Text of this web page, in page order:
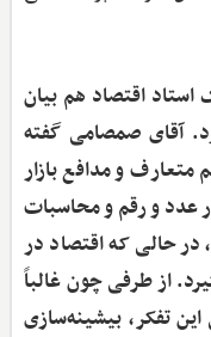
استاد اقتصاد هم بیان
آقای صمصامی گفته
متعارف و مدافع بازار
عدد و رقم و محاسبات
در حالی که اقتصاد در
از طرفی چون غالباً
تفکر، بیشینه‌سازی